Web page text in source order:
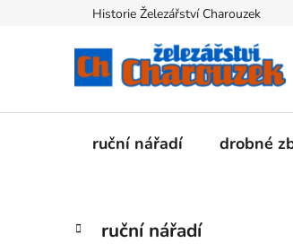
Historie Železářství Charouzek
ruční nářadí drobné
PPřeskočit
kategorie
K
a
ruční nářadí